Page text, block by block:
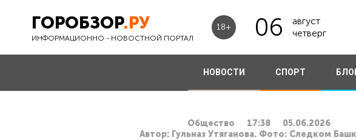
ГОРОБЗОР.РУ
ИНФОРМАЦИОННО - НОВОСТНОЙ ПОРТАЛ
18+ 06
август
четверг
НОВОСТИ СПОРТ
Общество 17:38
05.06.2026
Автор: Гульназ Утяганова. Фото: Следком